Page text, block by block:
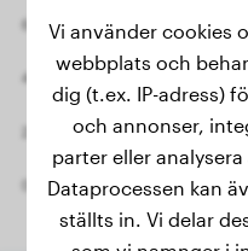
Vi använder cookies
webbplats och
dig (t.ex. IP-adress)
och annonser,
parter eller
Dataprocessen kan
ställts in. Vi delar